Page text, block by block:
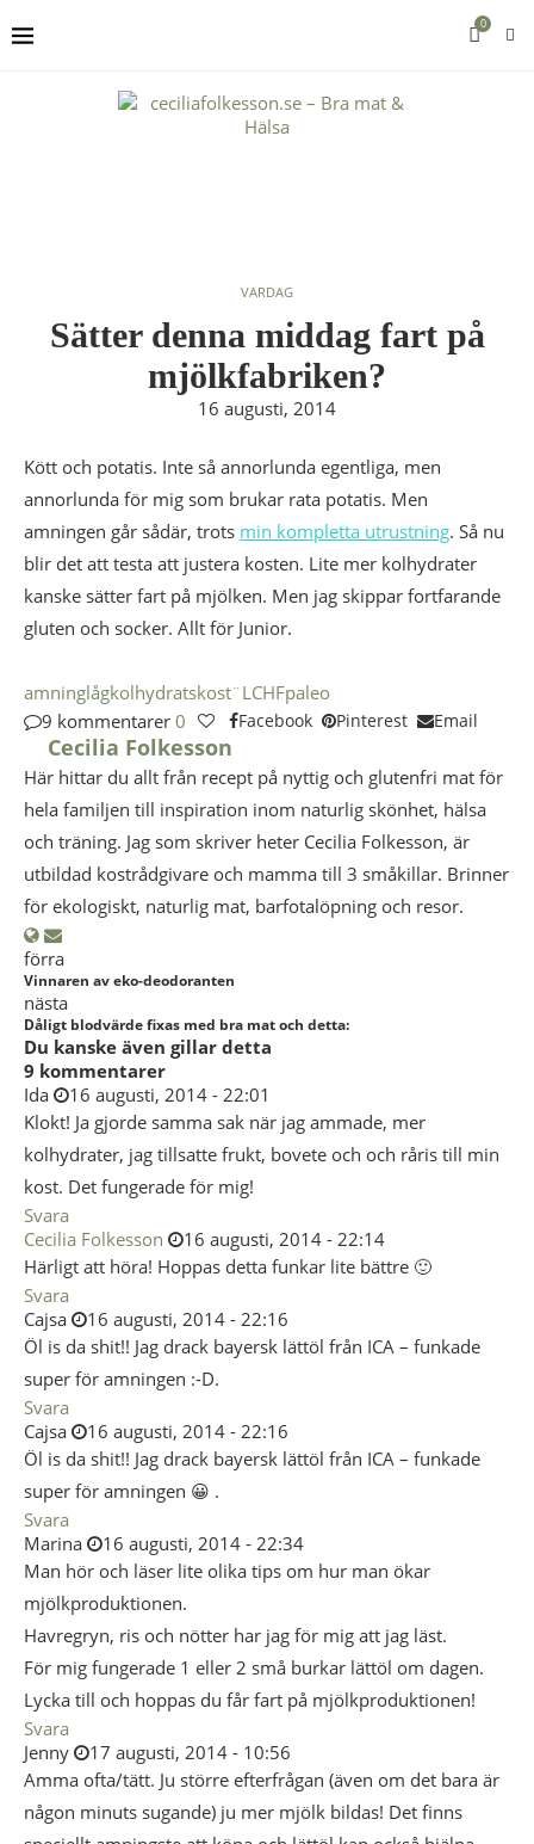
0
VARDAG
Sätter denna middag fart på
mjölkfabriken?
16 augusti, 2014
Kött och potatis. Inte så annorlunda egentliga, men
annorlunda för mig som brukar rata potatis. Men
amningen går sådär, trots min kompletta utrustning. Så nu
blir det att testa att justera kosten. Lite mer kolhydrater
kanske sätter fart på mjölken. Men jag skippar fortfarande
gluten och socker. Allt för Junior.
amninglågkolhydratskost¨LCHFpaleo
9 kommentarer 0 Facebook Pinterest Email
Cecilia Folkesson
Här hittar du allt från recept på nyttig och glutenfri mat för
hela familjen till inspiration inom naturlig skönhet, hälsa
och träning. Jag som skriver heter Cecilia Folkesson, är
utbildad kostrådgivare och mamma till 3 småkillar. Brinner
för ekologiskt, naturlig mat, barfotalöpning och resor.
förra
Vinnaren av eko-deodoranten
nästa
Dåligt blodvärde fixas med bra mat och detta:
Du kanske även gillar detta
9 kommentarer
Ida
16 augusti, 2014 - 22:01
Klokt! Ja gjorde samma sak när jag ammade, mer
kolhydrater, jag tillsatte frukt, bovete och och råris till min
kost. Det fungerade för mig!
Svara
Cecilia Folkesson
16 augusti, 2014 - 22:14
Härligt att höra! Hoppas detta funkar lite bättre 🙂
Svara
Cajsa
16 augusti, 2014 - 22:16
Öl is da shit!! Jag drack bayersk lättöl från ICA – funkade
super för amningen :-D.
Svara
Cajsa
16 augusti, 2014 - 22:16
Öl is da shit!! Jag drack bayersk lättöl från ICA – funkade
super för amningen 😀 .
Svara
Marina
16 augusti, 2014 - 22:34
Man hör och läser lite olika tips om hur man ökar
mjölkproduktionen.
Havregryn, ris och nötter har jag för mig att jag läst.
För mig fungerade 1 eller 2 små burkar lättöl om dagen.
Lycka till och hoppas du får fart på mjölkproduktionen!
Svara
Jenny
17 augusti, 2014 - 10:56
Amma ofta/tätt. Ju större efterfrågan (även om det bara är
någon minuts sugande) ju mer mjölk bildas! Det finns